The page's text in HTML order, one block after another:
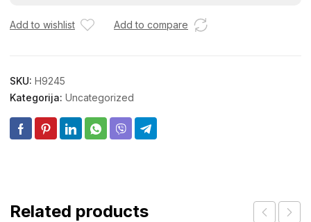
Add to wishlist Add to compare
SKU: H9245
Kategorija: Uncategorized
Related products